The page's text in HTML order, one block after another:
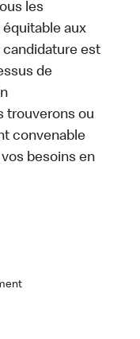
les
aux
est
de
trouverons ou
convenable
besoins en